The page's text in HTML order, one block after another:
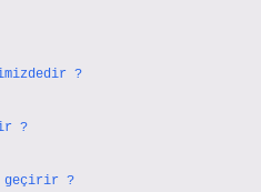
?
?
geçirir ?